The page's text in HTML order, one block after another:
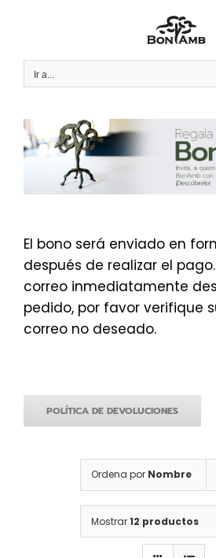
Ir a...
El bono será enviado en
después de realizar el
correo inmediatamente
pedido, por favor verifique
correo no deseado.
POLÍTICA DE DEVOLUCIONES
Ordena por Nombre
Mostrar12 productos